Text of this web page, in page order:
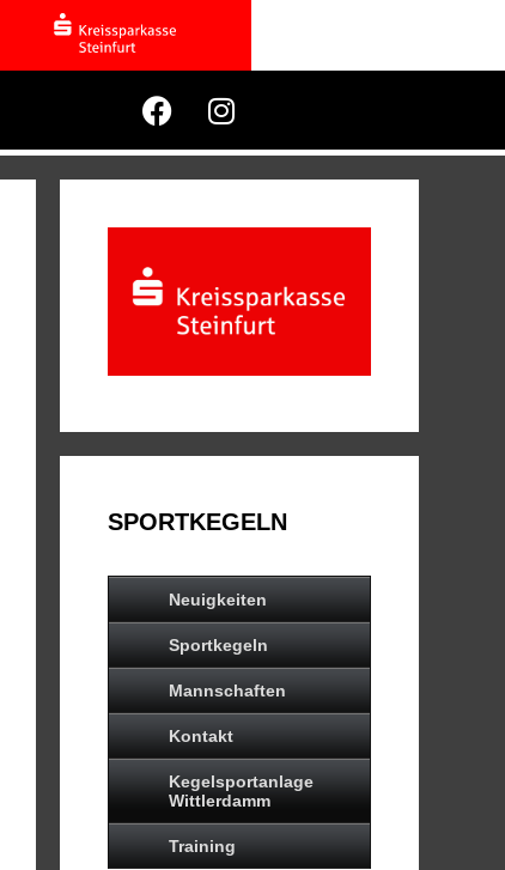
SPORTKEGELN
Neuigkeiten
Sportkegeln
Mannschaften
Kontakt
Kegelsportanlage
Wittlerdamm
Training